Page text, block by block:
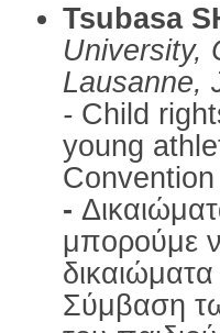
Tsubasa
University,
Lausanne,
- Child
young
-
μπορούμε
Σύμβαση